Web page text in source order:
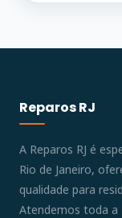
Reparos RJ
A Reparos RJ é
Rio de Janeiro,
qualidade para
Atendemos toda a